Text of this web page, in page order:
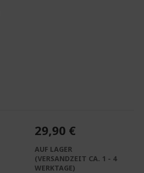
29,90 €
AUF LAGER
(VERSANDZEIT CA. 1 - 4
WERKTAGE)